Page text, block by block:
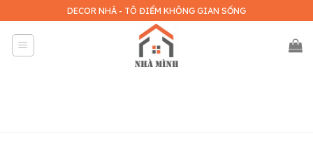
to
content
DECOR NHÀ - TÔ ĐIỂM KHÔNG GIAN SỐNG